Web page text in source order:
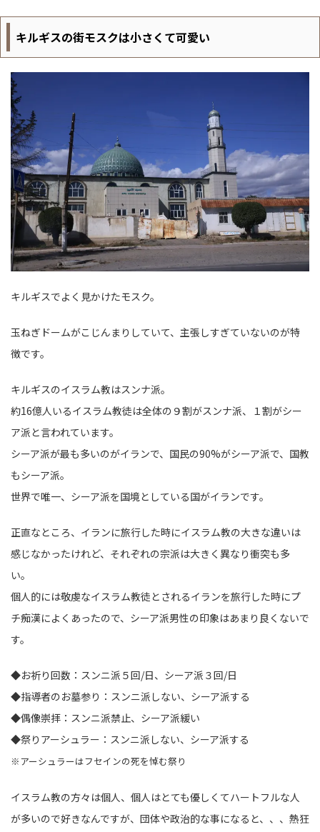
キルギスの街モスクは小さくて可愛い
キルギスでよく見かけたモスク。
玉ねぎドームがこじんまりしていて、主張しすぎていないのが特
徴です。
キルギスのイスラム教はスンナ派。
約16億人いるイスラム教徒は全体の９割がスンナ派、１割がシー
ア派と言われています。
シーア派が最も多いのがイランで、国民の90%がシーア派で、国教
もシーア派。
世界で唯一、シーア派を国境としている国がイランです。
正直なところ、イランに旅行した時にイスラム教の大きな違いは
感じなかったけれど、それぞれの宗派は大きく異なり衝突も多
い。
個人的には敬虔なイスラム教徒とされるイランを旅行した時にプ
チ痴漢によくあったので、シーア派男性の印象はあまり良くないで
す。
◆お祈り回数：スンニ派５回/日、シーア派３回/日
◆指導者のお墓参り：スンニ派しない、シーア派する
◆偶像崇拝：スンニ派禁止、シーア派緩い
◆祭りアーシュラー：スンニ派しない、シーア派する
※アーシュラーはフセインの死を悼む祭り
イスラム教の方々は個人、個人はとても優しくてハートフルな人
が多いので好きなんですが、団体や政治的な事になると、、、熱狂